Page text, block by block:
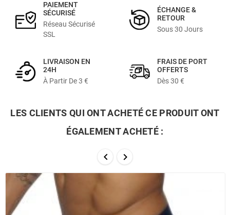
PAIEMENT
SÉCURISÉ
Réseau Sécurisé
SSL
ÉCHANGE &
RETOUR
Sous 30 Jours
LIVRAISON EN
24H
À Partir De 3 €
FRAIS DE PORT
OFFERTS
Dès 30 €
LES CLIENTS QUI ONT ACHETÉ CE PRODUIT ONT
ÉGALEMENT ACHETÉ :
 